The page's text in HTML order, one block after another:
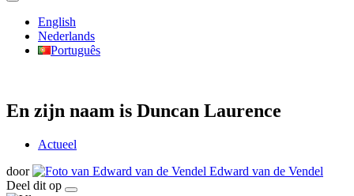
English
Nederlands
Português
En zijn naam is Duncan Laurence
Actueel
door
Edward van de Vendel
Deel dit op